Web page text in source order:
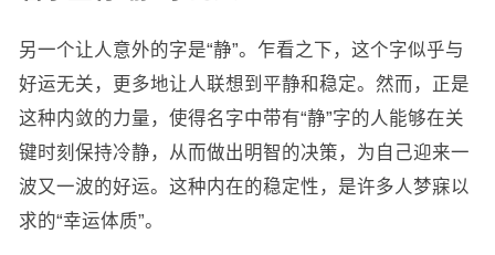
另一个让人意外的字是“静”。乍看之下，这个字似乎与
好运无关，更多地让人联想到平静和稳定。然而，正是
这种内敛的力量，使得名字中带有“静”字的人能够在关
键时刻保持冷静，从而做出明智的决策，为自己迎来一
波又一波的好运。这种内在的稳定性，是许多人梦寐以
求的“幸运体质”。